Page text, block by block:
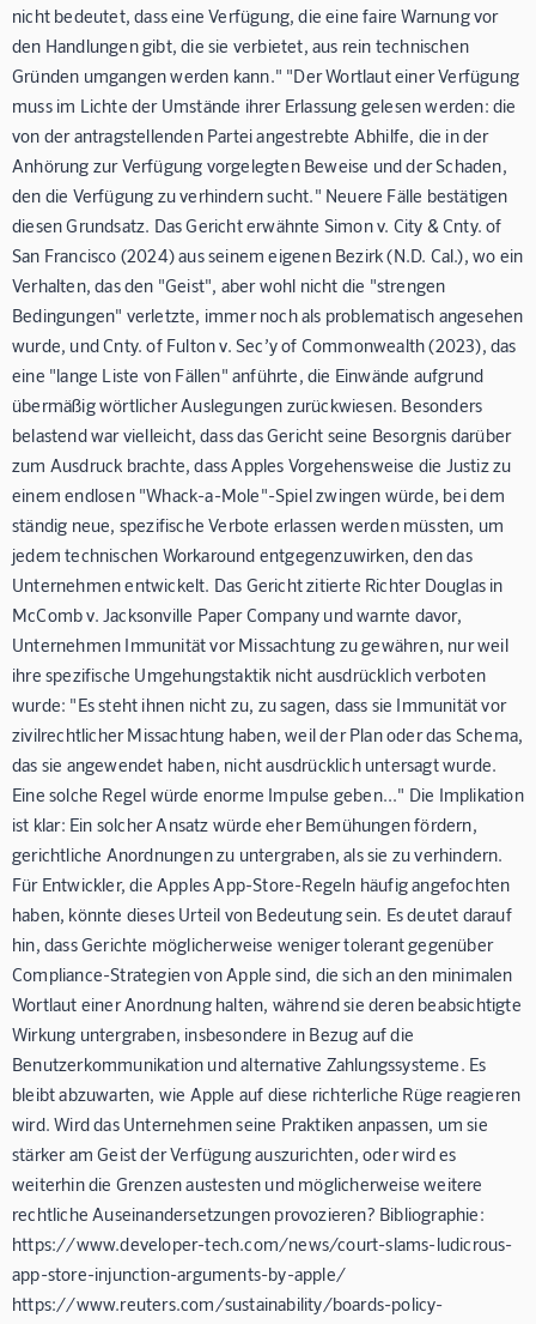
nicht bedeutet, dass eine Verfügung, die eine faire Warnung vor
den Handlungen gibt, die sie verbietet, aus rein technischen
Gründen umgangen werden kann." "Der Wortlaut einer Verfügung
muss im Lichte der Umstände ihrer Erlassung gelesen werden: die
von der antragstellenden Partei angestrebte Abhilfe, die in der
Anhörung zur Verfügung vorgelegten Beweise und der Schaden,
den die Verfügung zu verhindern sucht." Neuere Fälle bestätigen
diesen Grundsatz. Das Gericht erwähnte Simon v. City & Cnty. of
San Francisco (2024) aus seinem eigenen Bezirk (N.D. Cal.), wo ein
Verhalten, das den "Geist", aber wohl nicht die "strengen
Bedingungen" verletzte, immer noch als problematisch angesehen
wurde, und Cnty. of Fulton v. Sec’y of Commonwealth (2023), das
eine "lange Liste von Fällen" anführte, die Einwände aufgrund
übermäßig wörtlicher Auslegungen zurückwiesen. Besonders
belastend war vielleicht, dass das Gericht seine Besorgnis darüber
zum Ausdruck brachte, dass Apples Vorgehensweise die Justiz zu
einem endlosen "Whack-a-Mole"-Spiel zwingen würde, bei dem
ständig neue, spezifische Verbote erlassen werden müssten, um
jedem technischen Workaround entgegenzuwirken, den das
Unternehmen entwickelt. Das Gericht zitierte Richter Douglas in
McComb v. Jacksonville Paper Company und warnte davor,
Unternehmen Immunität vor Missachtung zu gewähren, nur weil
ihre spezifische Umgehungstaktik nicht ausdrücklich verboten
wurde: "Es steht ihnen nicht zu, zu sagen, dass sie Immunität vor
zivilrechtlicher Missachtung haben, weil der Plan oder das Schema,
das sie angewendet haben, nicht ausdrücklich untersagt wurde.
Eine solche Regel würde enorme Impulse geben..." Die Implikation
ist klar: Ein solcher Ansatz würde eher Bemühungen fördern,
gerichtliche Anordnungen zu untergraben, als sie zu verhindern.
Für Entwickler, die Apples App-Store-Regeln häufig angefochten
haben, könnte dieses Urteil von Bedeutung sein. Es deutet darauf
hin, dass Gerichte möglicherweise weniger tolerant gegenüber
Compliance-Strategien von Apple sind, die sich an den minimalen
Wortlaut einer Anordnung halten, während sie deren beabsichtigte
Wirkung untergraben, insbesondere in Bezug auf die
Benutzerkommunikation und alternative Zahlungssysteme. Es
bleibt abzuwarten, wie Apple auf diese richterliche Rüge reagieren
wird. Wird das Unternehmen seine Praktiken anpassen, um sie
stärker am Geist der Verfügung auszurichten, oder wird es
weiterhin die Grenzen austesten und möglicherweise weitere
rechtliche Auseinandersetzungen provozieren? Bibliographie:
https://www.developer-tech.com/news/court-slams-ludicrous-
app-store-injunction-arguments-by-apple/
https://www.reuters.com/sustainability/boards-policy-